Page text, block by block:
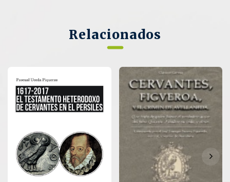
Relacionados